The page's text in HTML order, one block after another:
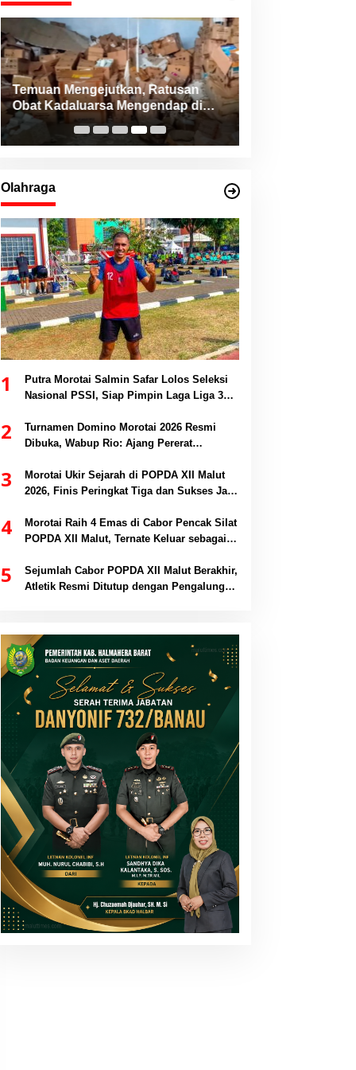
Konsistensi Haji Robert bersama
NHM Peduli Bantu Pasien Jantung
dari Berbagai Daerah di Maluku
Utara
Olahraga
1
Putra Morotai Salmin Safar Lolos Seleksi
Nasional PSSI, Siap Pimpin Laga Liga 3
2
Turnamen Domino Morotai 2026 Resmi
Dibuka, Wabup Rio: Ajang Pererat
3
Morotai Ukir Sejarah di POPDA XII Malut
2026, Finis Peringkat Tiga dan Sukses Jadi
4
Morotai Raih 4 Emas di Cabor Pencak Silat
POPDA XII Malut, Ternate Keluar sebagai
5
Sejumlah Cabor POPDA XII Malut Berakhir,
Atletik Resmi Ditutup dengan Pengalungan